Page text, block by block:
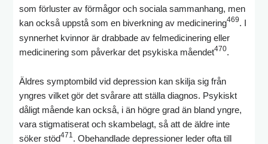
som förluster av förmågor och sociala sammanhang, men
kan också uppstå som en biverkning av medicinering469. I
synnerhet kvinnor är drabbade av felmedicinering eller
medicinering som påverkar det psykiska måendet470.
Äldres symptombild vid depression kan skilja sig från
yngres vilket gör det svårare att ställa diagnos. Psykiskt
dåligt mående kan också, i än högre grad än bland yngre,
vara stigmatiserat och skambelagt, så att de äldre inte
söker stöd471. Obehandlade depressioner leder ofta till